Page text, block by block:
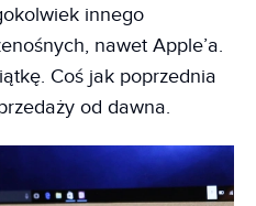
innego
nawet Apple’a.
Coś jak poprzednia
od dawna.